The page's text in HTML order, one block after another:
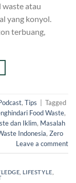
waste atau
yang konyol.
terbuang,
, Tips
Tagged
Food Waste,
dan Iklim, Masalah
Indonesia, Zero
Leave a comment
LIFESTYLE